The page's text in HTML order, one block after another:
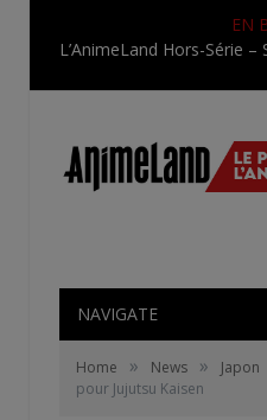
EN
NAVIGATE
Home » News » Japon
pour Jujutsu Kaisen